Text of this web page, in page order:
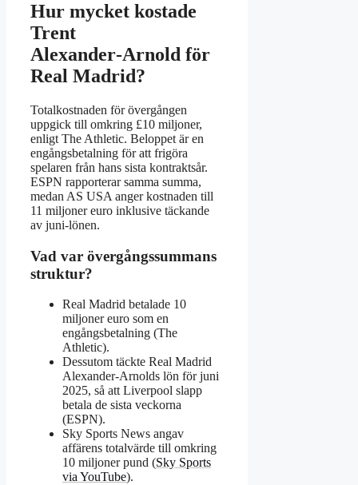
Hur mycket kostade
Trent
Alexander‑Arnold för
Real Madrid?
Totalkostnaden för övergången
uppgick till omkring £10 miljoner,
enligt The Athletic. Beloppet är en
engångsbetalning för att frigöra
spelaren från hans sista kontraktsår.
ESPN rapporterar samma summa,
medan AS USA anger kostnaden till
11 miljoner euro inklusive täckande
av juni‑lönen.
Vad var övergångssummans
struktur?
Real Madrid betalade 10
miljoner euro som en
engångsbetalning (The
Athletic).
Dessutom täckte Real Madrid
Alexander‑Arnolds lön för juni
2025, så att Liverpool slapp
betala de sista veckorna
(ESPN).
Sky Sports News angav
affärens totalvärde till omkring
10 miljoner pund (Sky Sports
via YouTube).